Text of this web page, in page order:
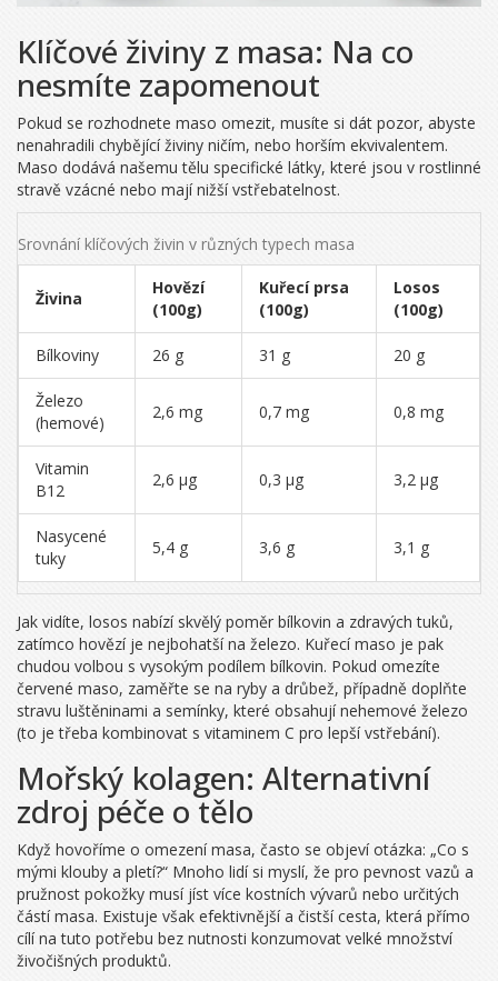
Klíčové živiny z masa: Na co
nesmíte zapomenout
Pokud se rozhodnete maso omezit, musíte si dát pozor, abyste
nenahradili chybějící živiny ničím, nebo horším ekvivalentem.
Maso dodává našemu tělu specifické látky, které jsou v rostlinné
stravě vzácné nebo mají nižší vstřebatelnost.
Srovnání klíčových živin v různých typech masa
Živina
Hovězí
(100g)
Kuřecí prsa
(100g)
Losos
(100g)
Bílkoviny 26 g 31 g 20 g
Železo
(hemové)
2,6 mg 0,7 mg 0,8 mg
Vitamin
B12
2,6 µg 0,3 µg 3,2 µg
Nasycené
tuky
5,4 g 3,6 g 3,1 g
Jak vidíte, losos nabízí skvělý poměr bílkovin a zdravých tuků,
zatímco hovězí je nejbohatší na železo. Kuřecí maso je pak
chudou volbou s vysokým podílem bílkovin. Pokud omezíte
červené maso, zaměřte se na ryby a drůbež, případně doplňte
stravu luštěninami a semínky, které obsahují nehemové železo
(to je třeba kombinovat s vitaminem C pro lepší vstřebání).
Mořský kolagen: Alternativní
zdroj péče o tělo
Když hovoříme o omezení masa, často se objeví otázka: „Co s
mými klouby a pletí?“ Mnoho lidí si myslí, že pro pevnost vazů a
pružnost pokožky musí jíst více kostních vývarů nebo určitých
částí masa. Existuje však efektivnější a čistší cesta, která přímo
cílí na tuto potřebu bez nutnosti konzumovat velké množství
živočišných produktů.